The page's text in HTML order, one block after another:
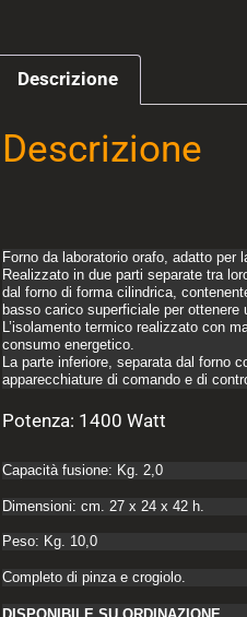
Descrizione
Descrizione
Forno da laboratorio orafo, adatto per
Realizzato in due parti separate tra
dal forno di forma cilindrica,
basso carico superficiale per ottenere
L’isolamento termico realizzato con
consumo energetico.
La parte inferiore, separata dal forno
apparecchiature di comando e di
Potenza: 1400 Watt
Capacità fusione: Kg. 2,0
Dimensioni: cm. 27 x 24 x 42 h.
Peso: Kg. 10,0
Completo di pinza e crogiolo.